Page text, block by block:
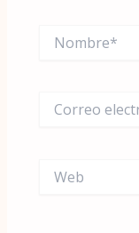
electrónico*